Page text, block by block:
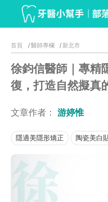
首頁 醫師專欄 新北市
徐鈞信醫師｜專精
復，打造自然擬真
文章作者： 游婷惟
隱適美隱形矯正 陶瓷美白